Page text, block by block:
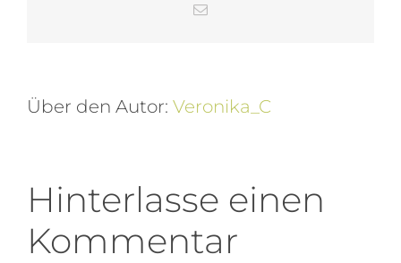
E-
Über den Autor: Veronika_C
Hinterlasse einen
Kommentar